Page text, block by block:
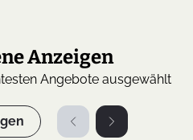
Anzeigen
Angebote ausgewählt